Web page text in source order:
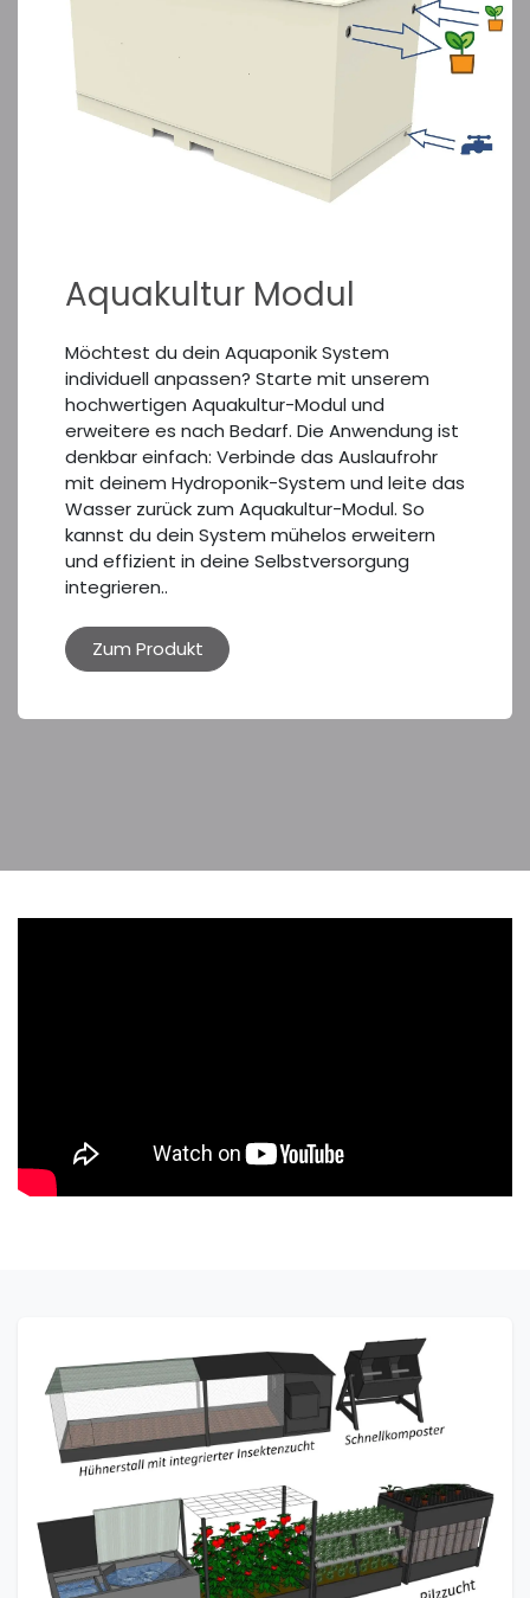
Aquakultur Modul
Möchtest du dein Aquaponik System
individuell anpassen? Starte mit unserem
hochwertigen Aquakultur-Modul und
erweitere es nach Bedarf. Die Anwendung ist
denkbar einfach: Verbinde das Auslaufrohr
mit deinem Hydroponik-System und leite das
Wasser zurück zum Aquakultur-Modul. So
kannst du dein System mühelos erweitern
und effizient in deine Selbstversorgung
integrieren..
Zum Produkt